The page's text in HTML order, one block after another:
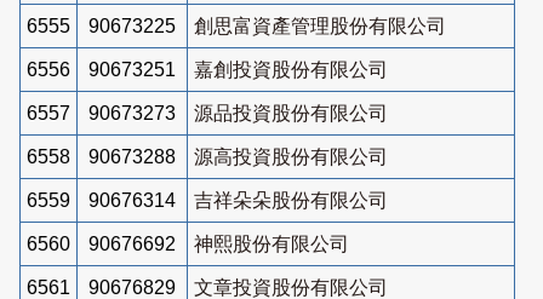
6555 90673225 創思富資產管理股份有限公司
6556 90673251 嘉創投資股份有限公司
6557 90673273 源品投資股份有限公司
6558 90673288 源高投資股份有限公司
6559 90676314 吉祥朵朵股份有限公司
6560 90676692 神熙股份有限公司
6561 90676829 文章投資股份有限公司